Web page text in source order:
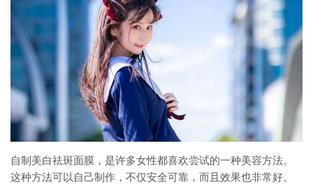
自制美白祛斑面膜，是许多女性都喜欢尝试的一种美容方法。
这种方法可以自己制作，不仅安全可靠，而且效果也非常好。